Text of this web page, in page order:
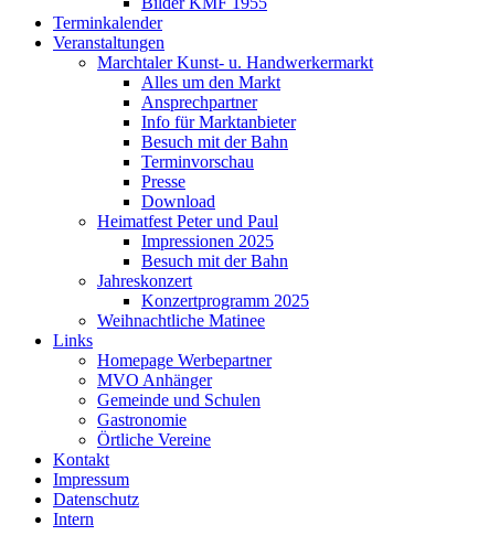
Terminkalender
Veranstaltungen
Marchtaler Kunst- u. Handwerkermarkt
Alles um den Markt
Ansprechpartner
Info für Marktanbieter
Besuch mit der Bahn
Terminvorschau
Presse
Download
Heimatfest Peter und Paul
Impressionen 2025
Besuch mit der Bahn
Jahreskonzert
Konzertprogramm 2025
Weihnachtliche Matinee
Links
Homepage Werbepartner
MVO Anhänger
Gemeinde und Schulen
Gastronomie
Örtliche Vereine
Kontakt
Impressum
Datenschutz
Intern